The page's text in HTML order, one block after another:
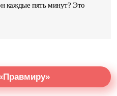
каждые пять минут? Это